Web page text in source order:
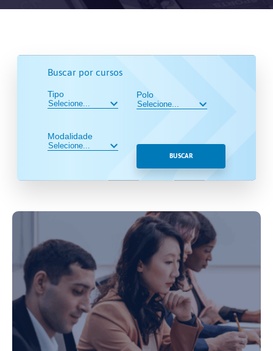
Buscar por cursos
Tipo
Modalidade
Polo
BUSCAR